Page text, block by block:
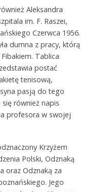
Aleksandra
im. F. Raszei,
Czerwca 1956.
dumna z pracy, którą
Tablica
postać
tenisową,
pasją do tego
również napis
profesora w swojej
Krzyżem
Polski, Odznaką
oraz Odznaką za
Jego